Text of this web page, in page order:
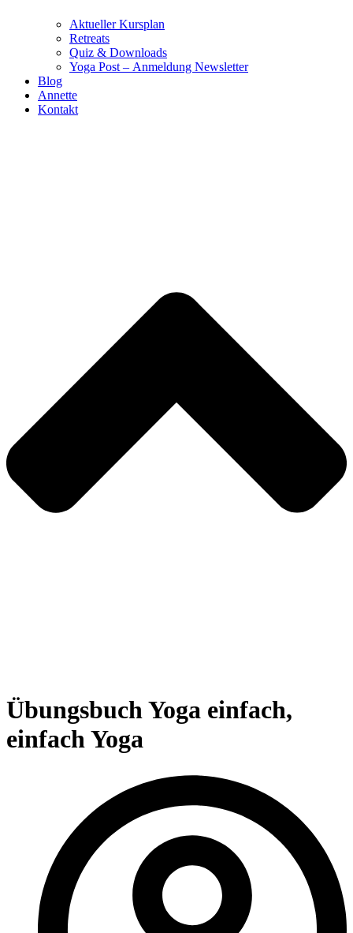
Aktueller Kursplan
Retreats
Quiz & Downloads
Yoga Post – Anmeldung Newsletter
Blog
Annette
Kontakt
Übungsbuch Yoga einfach,
einfach Yoga